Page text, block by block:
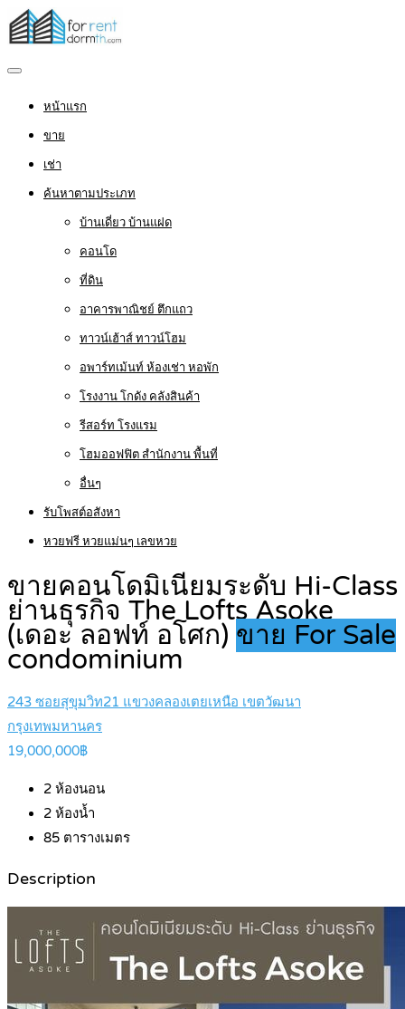
หน้าแรก
ขาย
เช่า
ค้นหาตามประเภท
บ้านเดี่ยว บ้านแฝด
คอนโด
ที่ดิน
อาคารพาณิชย์ ตึกแถว
ทาวน์เฮ้าส์ ทาวน์โฮม
อพาร์ทเม้นท์ ห้องเช่า หอพัก
โรงงาน โกดัง คลังสินค้า
รีสอร์ท โรงแรม
โฮมออฟฟิต สำนักงาน พื้นที่
อื่นๆ
รับโพสต์อสังหา
หวยฟรี หวยแม่นๆ เลขหวย
ขายคอนโดมิเนียมระดับ Hi-Class
ย่านธุรกิจ The Lofts Asoke
(เดอะ ลอฟท์ อโศก) ขาย For Sale
condominium
243 ซอยสุขุมวิท21 แขวงคลองเตยเหนือ เขตวัฒนา
กรุงเทพมหานคร
19,000,000฿
2 ห้องนอน
2 ห้องน้ำ
85 ตารางเมตร
Description